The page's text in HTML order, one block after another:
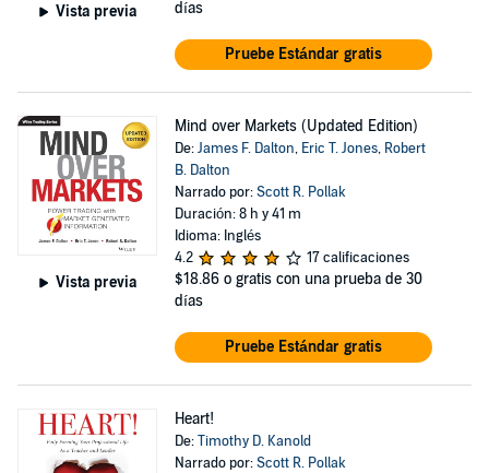
Vista previa
días
Pruebe Estándar gratis
Vista previa
Mind over Markets (Updated Edition)
De:James F. Dalton, Eric T. Jones, Robert
B. Dalton
Narrado por:Scott R. Pollak
Duración: 8 h y 41 m
Idioma: Inglés
4.2
17 calificaciones
$18.86 o gratis con una prueba de 30
días
Pruebe Estándar gratis
Heart!
De:Timothy D. Kanold
Narrado por:Scott R. Pollak